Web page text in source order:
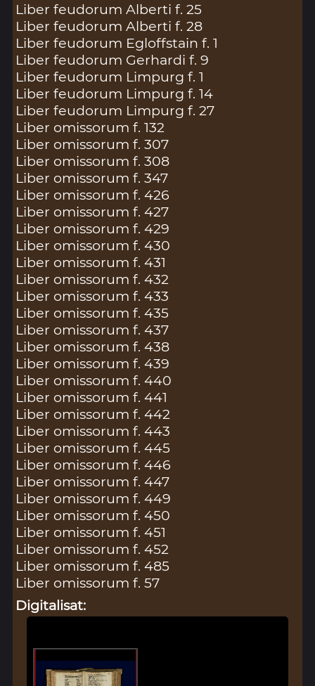
Liber feudorum Alberti f. 25
Liber feudorum Alberti f. 28
Liber feudorum Egloffstain f. 1
Liber feudorum Gerhardi f. 9
Liber feudorum Limpurg f. 1
Liber feudorum Limpurg f. 14
Liber feudorum Limpurg f. 27
Liber omissorum f. 132
Liber omissorum f. 307
Liber omissorum f. 308
Liber omissorum f. 347
Liber omissorum f. 426
Liber omissorum f. 427
Liber omissorum f. 429
Liber omissorum f. 430
Liber omissorum f. 431
Liber omissorum f. 432
Liber omissorum f. 433
Liber omissorum f. 435
Liber omissorum f. 437
Liber omissorum f. 438
Liber omissorum f. 439
Liber omissorum f. 440
Liber omissorum f. 441
Liber omissorum f. 442
Liber omissorum f. 443
Liber omissorum f. 445
Liber omissorum f. 446
Liber omissorum f. 447
Liber omissorum f. 449
Liber omissorum f. 450
Liber omissorum f. 451
Liber omissorum f. 452
Liber omissorum f. 485
Liber omissorum f. 57
Digitalisat: